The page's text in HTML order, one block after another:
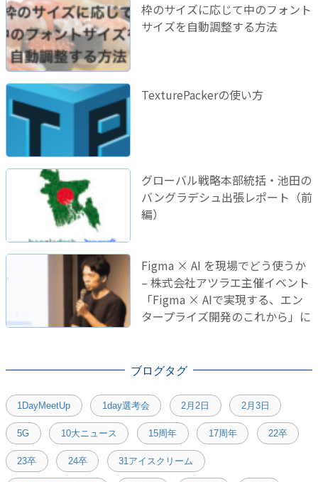
枠のサイズに応じて中のフォント
サイズを自動調整する方法
TexturePackerの使い方
グローバル戦略本部統括・池田の
バングラデシュ出張レポート（前
編）
Figma × AI を現場でどう使うか
– 株式会社アツラエ主催イベント
「Figma × AIで実現する、エン
タープライズ開発のこれから」に
ブログタグ
1DayMeetUp 1day選考会 2月2日 2月3日
5G 10大ニュース 15周年 17周年 22卒
23卒 24卒 31アイスクリーム